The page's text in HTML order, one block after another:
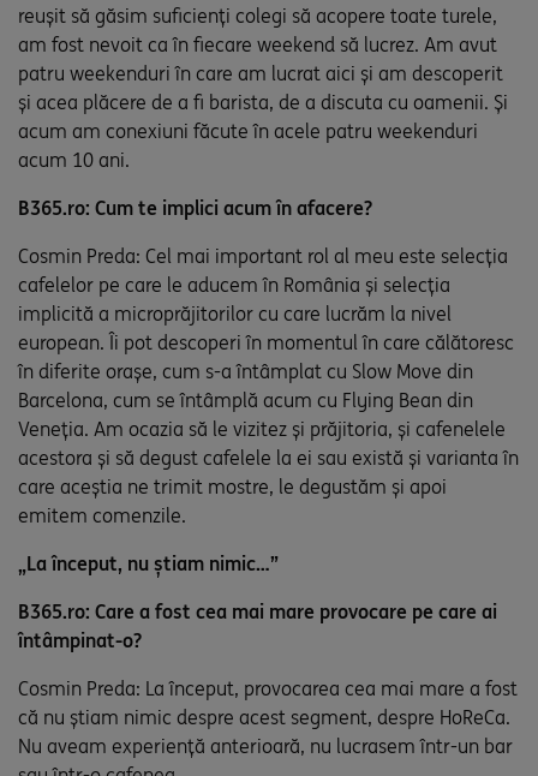
reușit să găsim suficienți colegi să acopere toate turele,
am fost nevoit ca în fiecare weekend să lucrez. Am avut
patru weekenduri în care am lucrat aici și am descoperit
și acea plăcere de a fi barista, de a discuta cu oamenii. Și
acum am conexiuni făcute în acele patru weekenduri
acum 10 ani.
B365.ro: Cum te implici acum în afacere?
Cosmin Preda: Cel mai important rol al meu este selecția
cafelelor pe care le aducem în România și selecția
implicită a microprăjitorilor cu care lucrăm la nivel
european. Îi pot descoperi în momentul în care călătoresc
în diferite orașe, cum s-a întâmplat cu Slow Move din
Barcelona, cum se întâmplă acum cu Flying Bean din
Veneția. Am ocazia să le vizitez și prăjitoria, și cafenelele
acestora și să degust cafelele la ei sau există și varianta în
care aceștia ne trimit mostre, le degustăm și apoi
emitem comenzile.
„La început, nu știam nimic…”
B365.ro: Care a fost cea mai mare provocare pe care ai
întâmpinat-o?
Cosmin Preda: La început, provocarea cea mai mare a fost
că nu știam nimic despre acest segment, despre HoReCa.
Nu aveam experiență anterioară, nu lucrasem într-un bar